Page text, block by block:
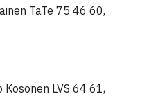
TaTe 75 46 60,
LVS 64 61,